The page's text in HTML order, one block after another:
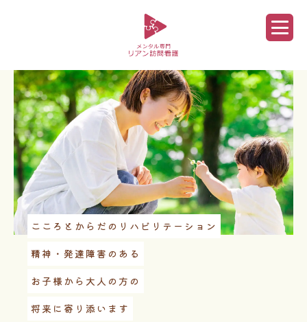
こころとからだのリハビリテーション
精神・発達障害のある
お子様から大人の方の
将来に寄り添います